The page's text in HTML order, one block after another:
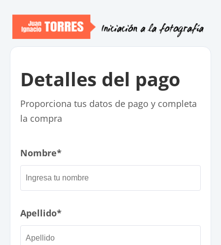
Detalles del pago
Proporciona tus datos de pago y completa
la compra
Nombre*
Apellido*